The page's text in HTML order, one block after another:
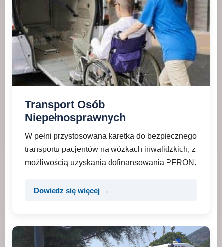
Transport Osób
Niepełnosprawnych
W pełni przystosowana karetka do bezpiecznego
transportu pacjentów na wózkach inwalidzkich, z
możliwością uzyskania dofinansowania PFRON.
Dowiedz się więcej →